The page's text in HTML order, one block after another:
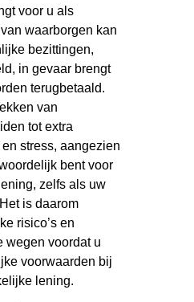
voor u als
waarborgen kan
bezittingen,
in gevaar brengt
terugbetaald.
van
tot extra
stress, aangezien
bent voor
zelfs als uw
is daarom
risico’s en
wegen voordat u
voorwaarden bij
lening.